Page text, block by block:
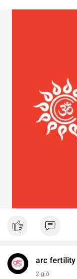
arc fertility
2 giờ